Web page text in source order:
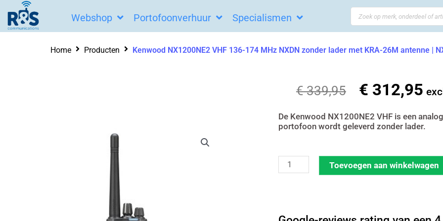
naar
Webshop Portofoonverhuur Specialismen
Search
...
Home Producten Kenwood NX1200NE2 VHF 136-174 MHz NXDN zonder lader met KRA-26M antenne |
€339,95
was:
€ 339,95.
€ 312,95
is:
€
De Kenwood NX1200NE2 VHF is een
portofoon wordt geleverd zonder lader.
Kenwood
NX1200NE2
Toevoegen aan winkelwagen